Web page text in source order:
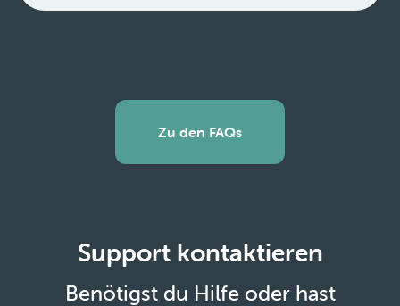
Zu den FAQs
Support kontaktieren
Benötigst du Hilfe oder hast